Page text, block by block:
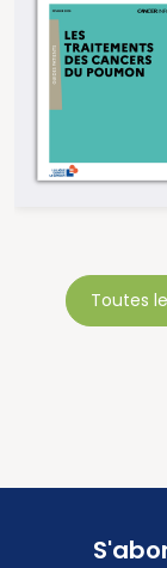
d’un guide
: « Les
du
National du
Toutes